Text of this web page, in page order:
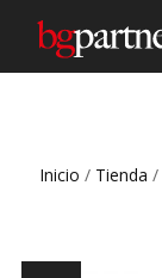
Inicio / Tienda /